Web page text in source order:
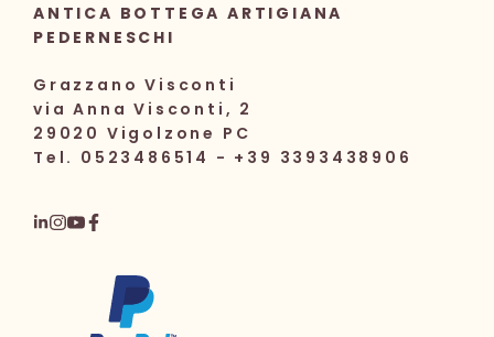
ANTICA BOTTEGA ARTIGIANA
PEDERNESCHI
Grazzano Visconti
via Anna Visconti, 2
29020 Vigolzone PC
Tel. 0523486514 - +39 3393438906